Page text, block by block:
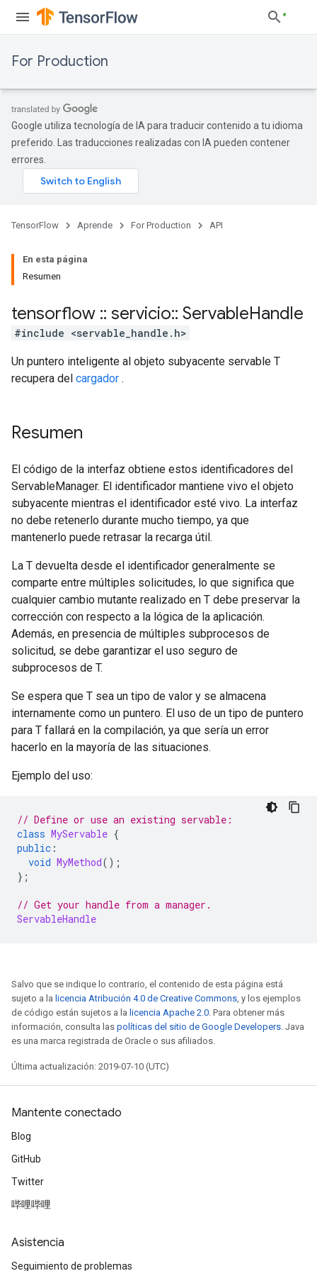
For Production
Google utiliza tecnología de IA para traducir contenido a tu idioma
preferido. Las traducciones realizadas con IA pueden contener
errores.
TensorFlow Aprende For Production API
En esta página
Resumen
tensorflow :: servicio:: ServableHandle
#include <servable_handle.h>
Un puntero inteligente al objeto subyacente servable T
recupera del cargador .
Resumen
El código de la interfaz obtiene estos identificadores del
ServableManager. El identificador mantiene vivo el objeto
subyacente mientras el identificador esté vivo. La interfaz
no debe retenerlo durante mucho tiempo, ya que
mantenerlo puede retrasar la recarga útil.
La T devuelta desde el identificador generalmente se
comparte entre múltiples solicitudes, lo que significa que
cualquier cambio mutante realizado en T debe preservar la
corrección con respecto a la lógica de la aplicación.
Además, en presencia de múltiples subprocesos de
solicitud, se debe garantizar el uso seguro de
subprocesos de T.
Se espera que T sea un tipo de valor y se almacena
internamente como un puntero. El uso de un tipo de puntero
para T fallará en la compilación, ya que sería un error
hacerlo en la mayoría de las situaciones.
Ejemplo del uso:
// Define or use an existing servable:
class MyServable {
public :
void MyMethod();
};
// Get your handle from a manager.
ServableHandle
Salvo que se indique lo contrario, el contenido de esta página está
sujeto a la licencia Atribución 4.0 de Creative Commons, y los ejemplos
de código están sujetos a la licencia Apache 2.0. Para obtener más
información, consulta las políticas del sitio de Google Developers. Java
es una marca registrada de Oracle o sus afiliados.
Última actualización: 2019-07-10 (UTC)
Mantente conectado
Blog
GitHub
Twitter
哔哩哔哩
Asistencia
Seguimiento de problemas